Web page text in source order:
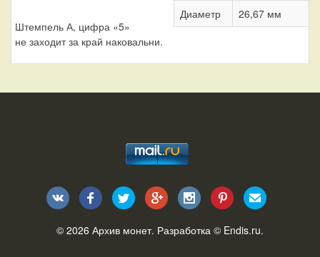
Штемпель А, цифра «5»
не заходит за край наковальни.
Диаметр 26,67 мм
© 2026 Архив монет. Разработка © Endis.ru.